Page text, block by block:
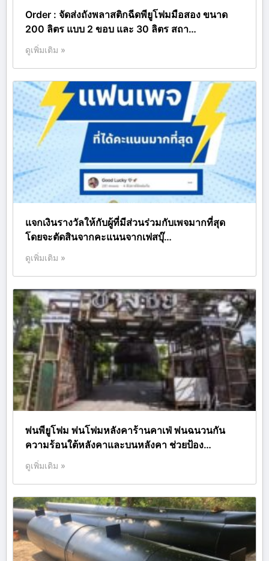
Order : จัดส่งถังพลาสติกฉีดพียูโฟมมือสอง ขนาด
200 ลิตร แบบ 2 ขอบ และ 30 ลิตร สถา…
ดูเพิ่มเติม »
แจกเงินรางวัลให้กับผู้ที่มีส่วนร่วมกับเพจมากที่สุด
โดยจะตัดสินจากคะแนนจากเฟสบุ๊…
ดูเพิ่มเติม »
พ่นพียูโฟม พ่นโฟมหลังคาร้านคาเฟ่ พ่นฉนวนกัน
ความร้อนใต้หลังคาและบนหลังคา ช่วยป้อง…
ดูเพิ่มเติม »